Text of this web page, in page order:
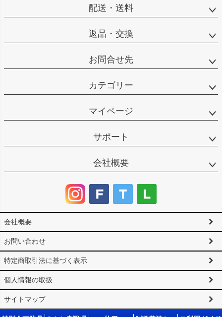
配送・送料
返品・交換
お問合せ先
カテゴリー
マイページ
サポート
会社概要
会社概要
お問い合わせ
特定商取引法に基づく表示
個人情報の取扱
サイトマップ
©2025 剣道防具工房「源」 All Rights reserved.